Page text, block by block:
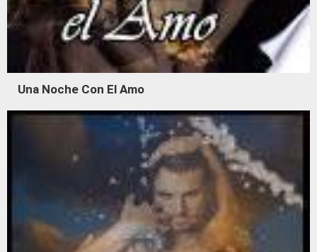
Una Noche Con El Amo